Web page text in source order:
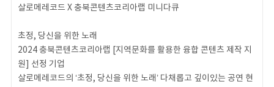
살로메레코드 X 충북콘텐츠코리아랩 미니다큐
초정, 당신을 위한 노래
2024 충북콘텐츠코리아랩 [지역문화를 활용한 융합 콘텐츠 제작 지
원] 선정 기업
살로메레코드의 ‘초정, 당신을 위한 노래’ 다채롭고 깊이있는 공연 현